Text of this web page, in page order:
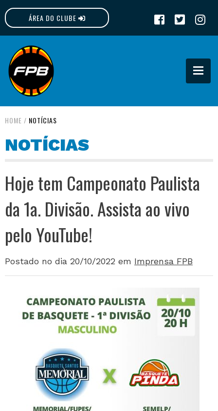
ÁREA DO CLUBE
FPB
HOME / NOTÍCIAS
NOTÍCIAS
Hoje tem Campeonato Paulista
da 1a. Divisão. Assista ao vivo
pelo YouTube!
Postado no dia 20/10/2022 em Imprensa FPB